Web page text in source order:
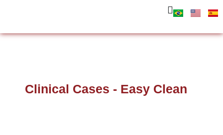
Clinical Cases - Easy Clean